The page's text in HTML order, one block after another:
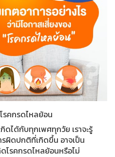
รคกรดไหลย้อน
ดได้กับทุกเพศทุกวัย เราจะรู้
รผิดปกติที่เกิดขึ้น อาจเป็น
รคกรดไหลย้อนหรือไม่